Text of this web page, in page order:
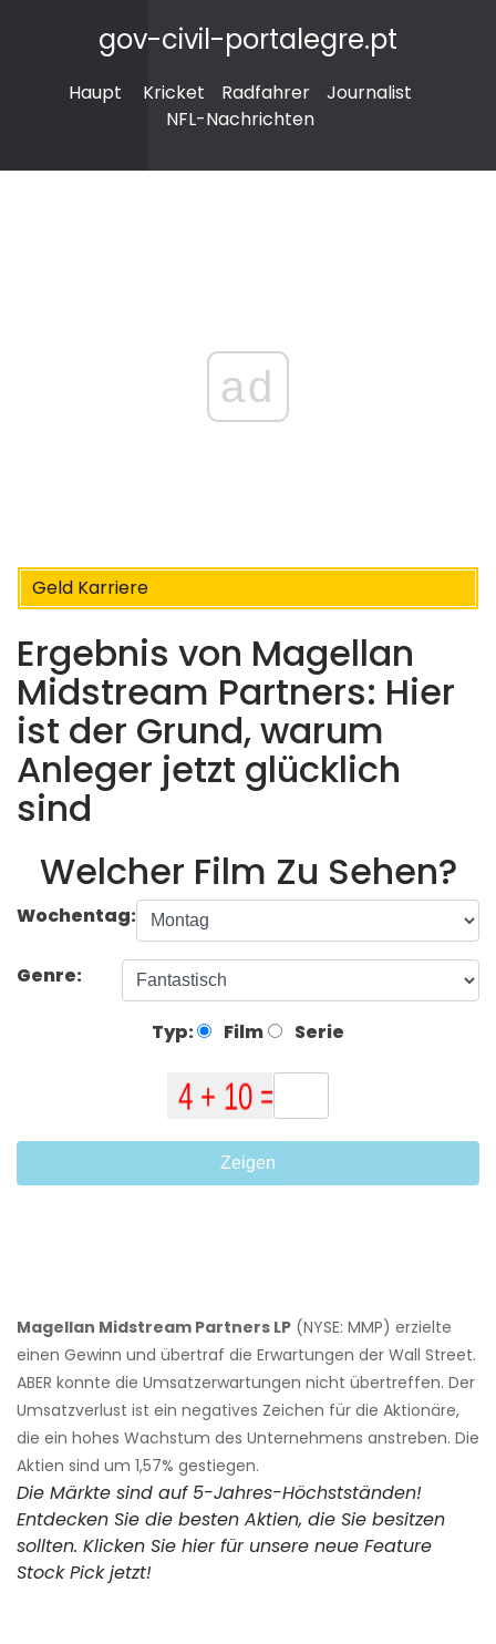
gov-civil-portalegre.pt
Haupt Kricket Radfahrer
Journalist
NFL-Nachrichten
ad
Geld Karriere
Ergebnis von Magellan
Midstream Partners: Hier
ist der Grund, warum
Anleger jetzt glücklich
sind
Welcher Film Zu Sehen?
Wochentag:
Genre:
Typ: Film Serie
Zeigen
Magellan Midstream Partners LP (NYSE: MMP) erzielte
einen Gewinn und übertraf die Erwartungen der Wall Street.
ABER konnte die Umsatzerwartungen nicht übertreffen. Der
Umsatzverlust ist ein negatives Zeichen für die Aktionäre,
die ein hohes Wachstum des Unternehmens anstreben. Die
Aktien sind um 1,57% gestiegen.
Die Märkte sind auf 5-Jahres-Höchstständen!
Entdecken Sie die besten Aktien, die Sie besitzen
sollten. Klicken Sie hier für unsere neue Feature
Stock Pick jetzt!